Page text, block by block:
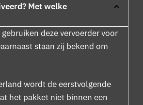
Met welke
deze vervoerder voor
staan zij bekend om
wordt de eerstvolgende
het pakket niet binnen een